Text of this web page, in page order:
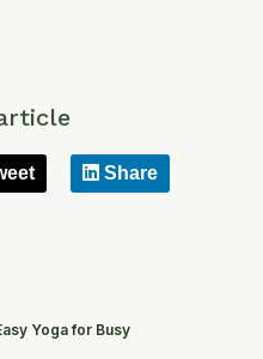
Share
Yoga for Busy